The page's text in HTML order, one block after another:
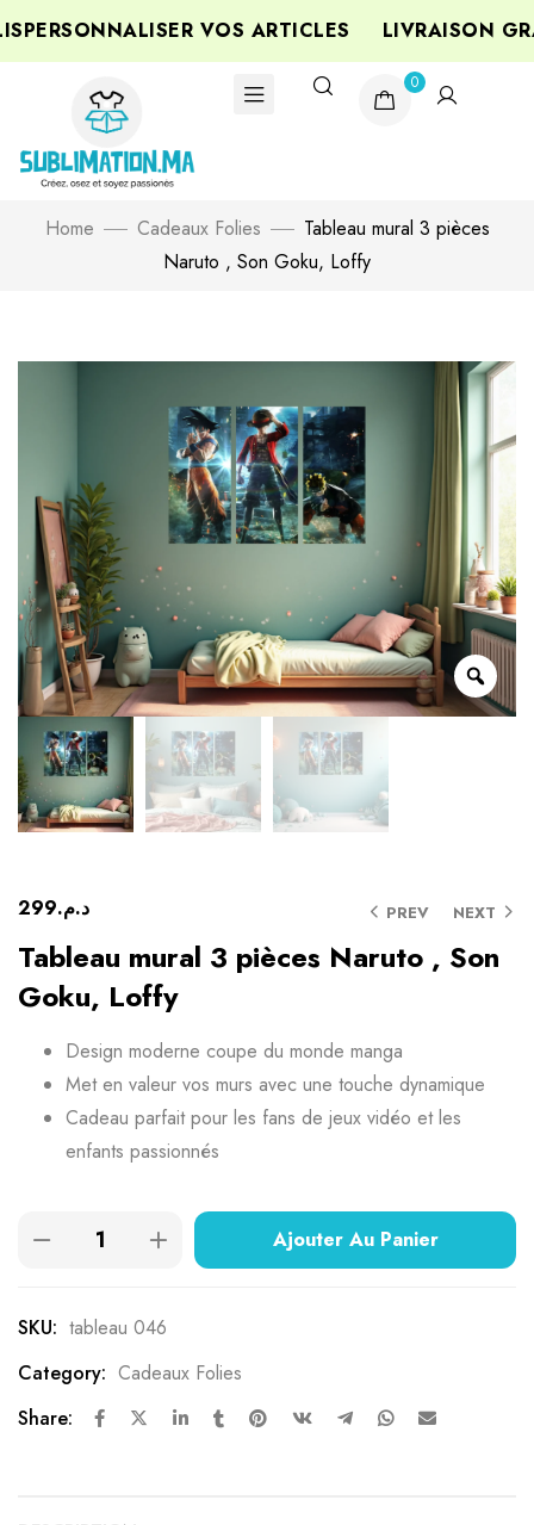
VOS ARTICLES LIVRAISON
0
Home Cadeaux Folies
Tableau mural 3 pièces
Naruto , Son Goku, Loffy
PREV NEXT د.م.299
Tableau mural 3 pièces Naruto , Son
Goku, Loffy
Design moderne coupe du monde manga
Met en valeur vos murs avec une touche dynamique
Cadeau parfait pour les fans de jeux vidéo et les
enfants passionnés
Ajouter Au Panier
SKU: tableau 046
Category: Cadeaux Folies
Share: